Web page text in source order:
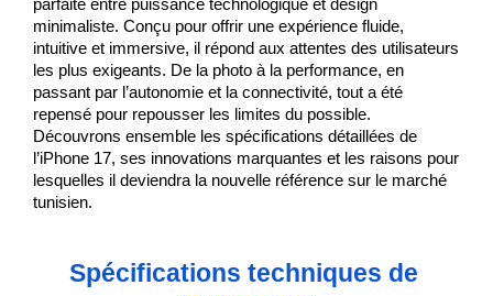
parfaite entre puissance technologique et design
minimaliste. Conçu pour offrir une expérience fluide,
intuitive et immersive, il répond aux attentes des utilisateurs
les plus exigeants. De la photo à la performance, en
passant par l’autonomie et la connectivité, tout a été
repensé pour repousser les limites du possible.
Découvrons ensemble les spécifications détaillées de
l’iPhone 17, ses innovations marquantes et les raisons pour
lesquelles il deviendra la nouvelle référence sur le marché
tunisien.
Spécifications techniques de